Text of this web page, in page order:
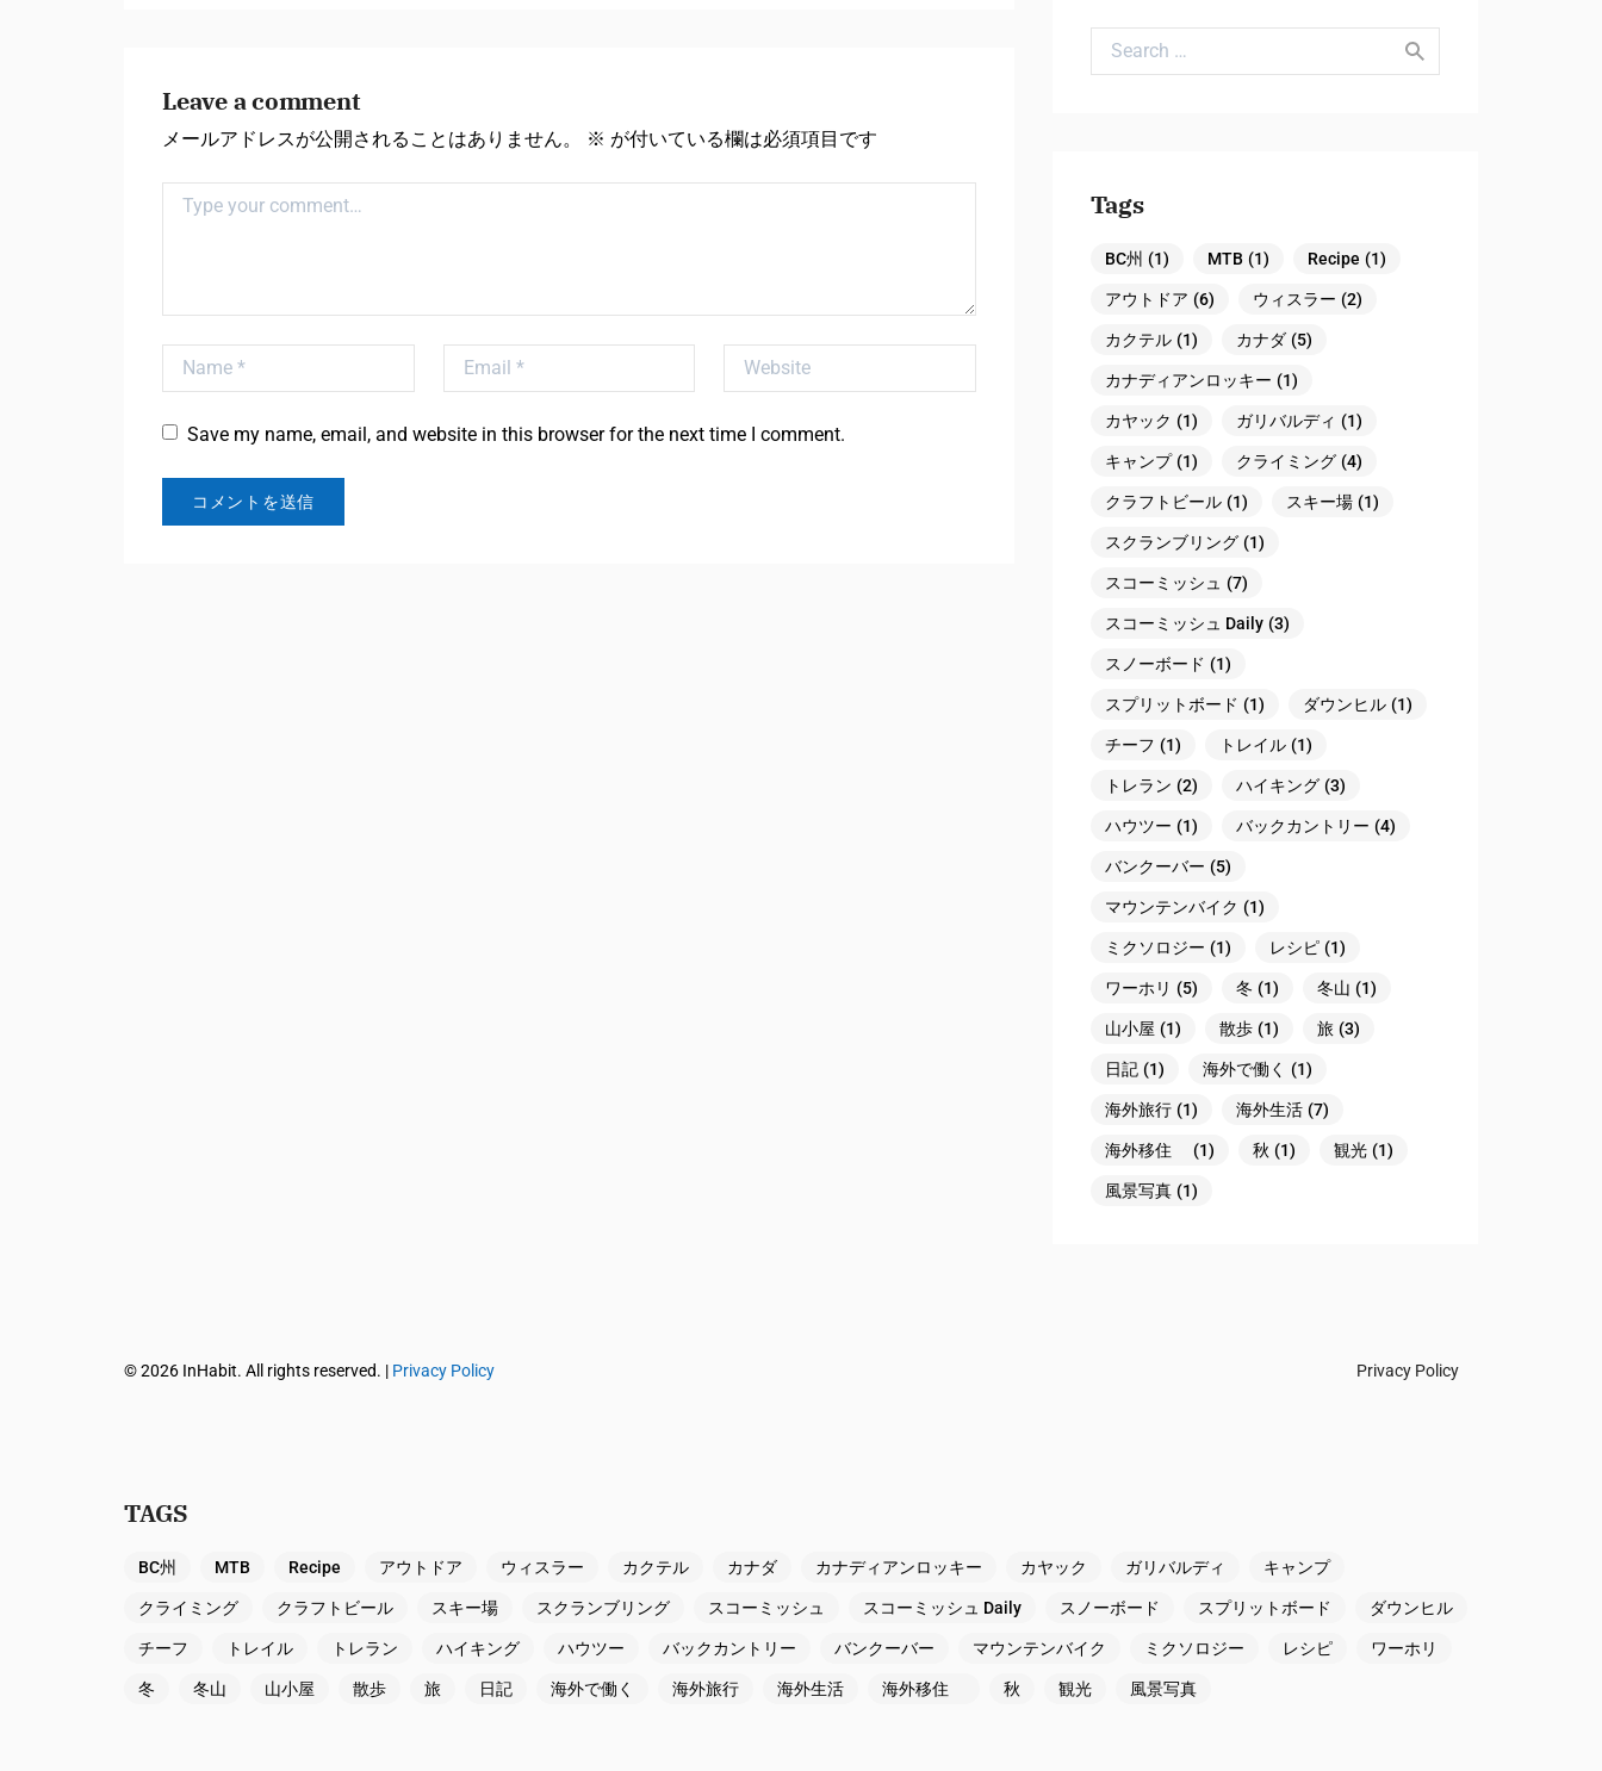
Leave a comment
メールアドレスが公開されることはありません。 ※ が付いている欄は必須項目です
Comment
Name Email Website
Save my name, email, and website in this browser for the next time I comment.
Search for:
Tags
BC州 (1) MTB (1) Recipe (1)
アウトドア (6) ウィスラー (2)
カクテル (1) カナダ (5)
カナディアンロッキー (1)
カヤック (1) ガリバルディ (1)
キャンプ (1) クライミング (4)
クラフトビール (1) スキー場 (1)
スクランブリング (1)
スコーミッシュ (7)
スコーミッシュ Daily (3)
スノーボード (1)
スプリットボード (1) ダウンヒル (1)
チーフ (1) トレイル (1)
トレラン (2) ハイキング (3)
ハウツー (1) バックカントリー (4)
バンクーバー (5)
マウンテンバイク (1)
ミクソロジー (1) レシピ (1)
ワーホリ (5) 冬 (1) 冬山 (1)
山小屋 (1) 散歩 (1) 旅 (3)
日記 (1) 海外で働く (1)
海外旅行 (1) 海外生活 (7)
海外移住 (1) 秋 (1) 観光 (1)
風景写真 (1)
© 2026 InHabit. All rights reserved. | Privacy Policy Privacy Policy
TAGS
BC州 MTB Recipe アウトドア ウィスラー カクテル カナダ カナディアンロッキー カヤック ガリバルディ キャンプ
クライミング クラフトビール スキー場 スクランブリング スコーミッシュ スコーミッシュ Daily スノーボード スプリットボード ダウンヒル
チーフ トレイル トレラン ハイキング ハウツー バックカントリー バンクーバー マウンテンバイク ミクソロジー レシピ ワーホリ
冬 冬山 山小屋 散歩 旅 日記 海外で働く 海外旅行 海外生活 海外移住 秋 観光 風景写真